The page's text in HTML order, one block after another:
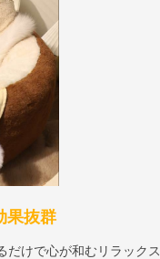
果抜群
だけで心が和むリラックス